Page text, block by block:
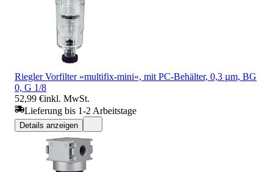
Riegler Vorfilter »multifix-mini«, mit PC-Behälter, 0,3 µm, BG
0, G 1/8
52,99 €inkl. MwSt.
Lieferung bis 1-2 Arbeitstage
Details anzeigen